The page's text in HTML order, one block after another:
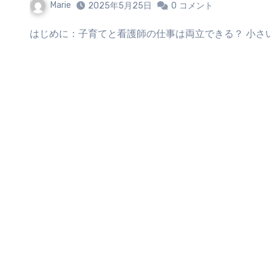
Marie 2025年5月25日 0 コメント
はじめに：子育てと看護師の仕事は両立できる？ 小さ